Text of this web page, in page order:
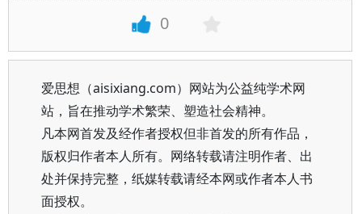
0
爱思想（aisixiang.com）网站为公益纯学术网
站，旨在推动学术繁荣、塑造社会精神。
凡本网首发及经作者授权但非首发的所有作品，
版权归作者本人所有。网络转载请注明作者、出
处并保持完整，纸媒转载请经本网或作者本人书
面授权。